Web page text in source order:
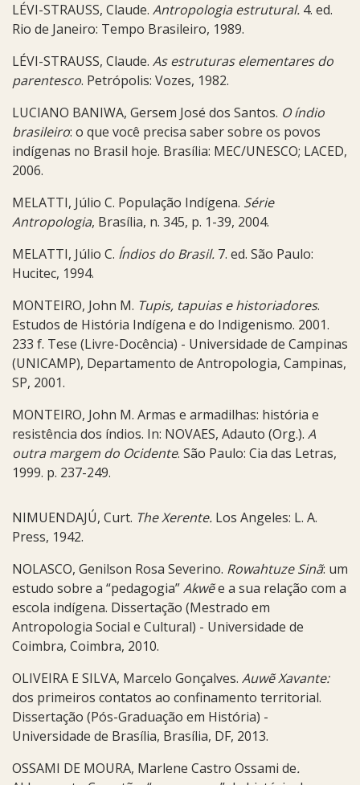
LÉVI-STRAUSS, Claude. Antropologia estrutural. 4. ed.
Rio de Janeiro: Tempo Brasileiro, 1989.
LÉVI-STRAUSS, Claude. As estruturas elementares do
parentesco. Petrópolis: Vozes, 1982.
LUCIANO BANIWA, Gersem José dos Santos. O índio
brasileiro: o que você precisa saber sobre os povos
indígenas no Brasil hoje. Brasília: MEC/UNESCO; LACED,
2006.
MELATTI, Júlio C. População Indígena. Série
Antropologia, Brasília, n. 345, p. 1-39, 2004.
MELATTI, Júlio C. Índios do Brasil. 7. ed. São Paulo:
Hucitec, 1994.
MONTEIRO, John M. Tupis, tapuias e historiadores.
Estudos de História Indígena e do Indigenismo. 2001.
233 f. Tese (Livre-Docência) - Universidade de Campinas
(UNICAMP), Departamento de Antropologia, Campinas,
SP, 2001.
MONTEIRO, John M. Armas e armadilhas: história e
resistência dos índios. In: NOVAES, Adauto (Org.). A
outra margem do Ocidente. São Paulo: Cia das Letras,
1999. p. 237-249.
NIMUENDAJÚ, Curt. The Xerente. Los Angeles: L. A.
Press, 1942.
NOLASCO, Genilson Rosa Severino. Rowahtuze Sinã: um
estudo sobre a “pedagogia”Akwẽe a sua relação com a
escola indígena. Dissertação (Mestrado em
Antropologia Social e Cultural) - Universidade de
Coimbra, Coimbra, 2010.
OLIVEIRA E SILVA, Marcelo Gonçalves. Auwẽ Xavante:
dos primeiros contatos ao confinamento territorial.
Dissertação (Pós-Graduação em História) -
Universidade de Brasília, Brasília, DF, 2013.
OSSAMI DE MOURA, Marlene Castro Ossami de.